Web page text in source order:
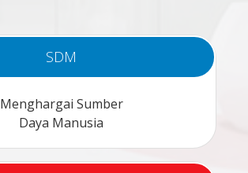
SDM
Menghargai Sumber
Daya Manusia